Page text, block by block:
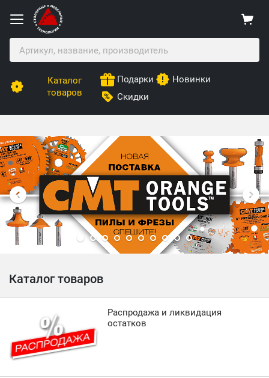
Каталог
товаров
Подарки
Новинки
Скидки
Столярные Мебельные Технологии
Каталог товаров
Распродажа и ликвидация
остатков